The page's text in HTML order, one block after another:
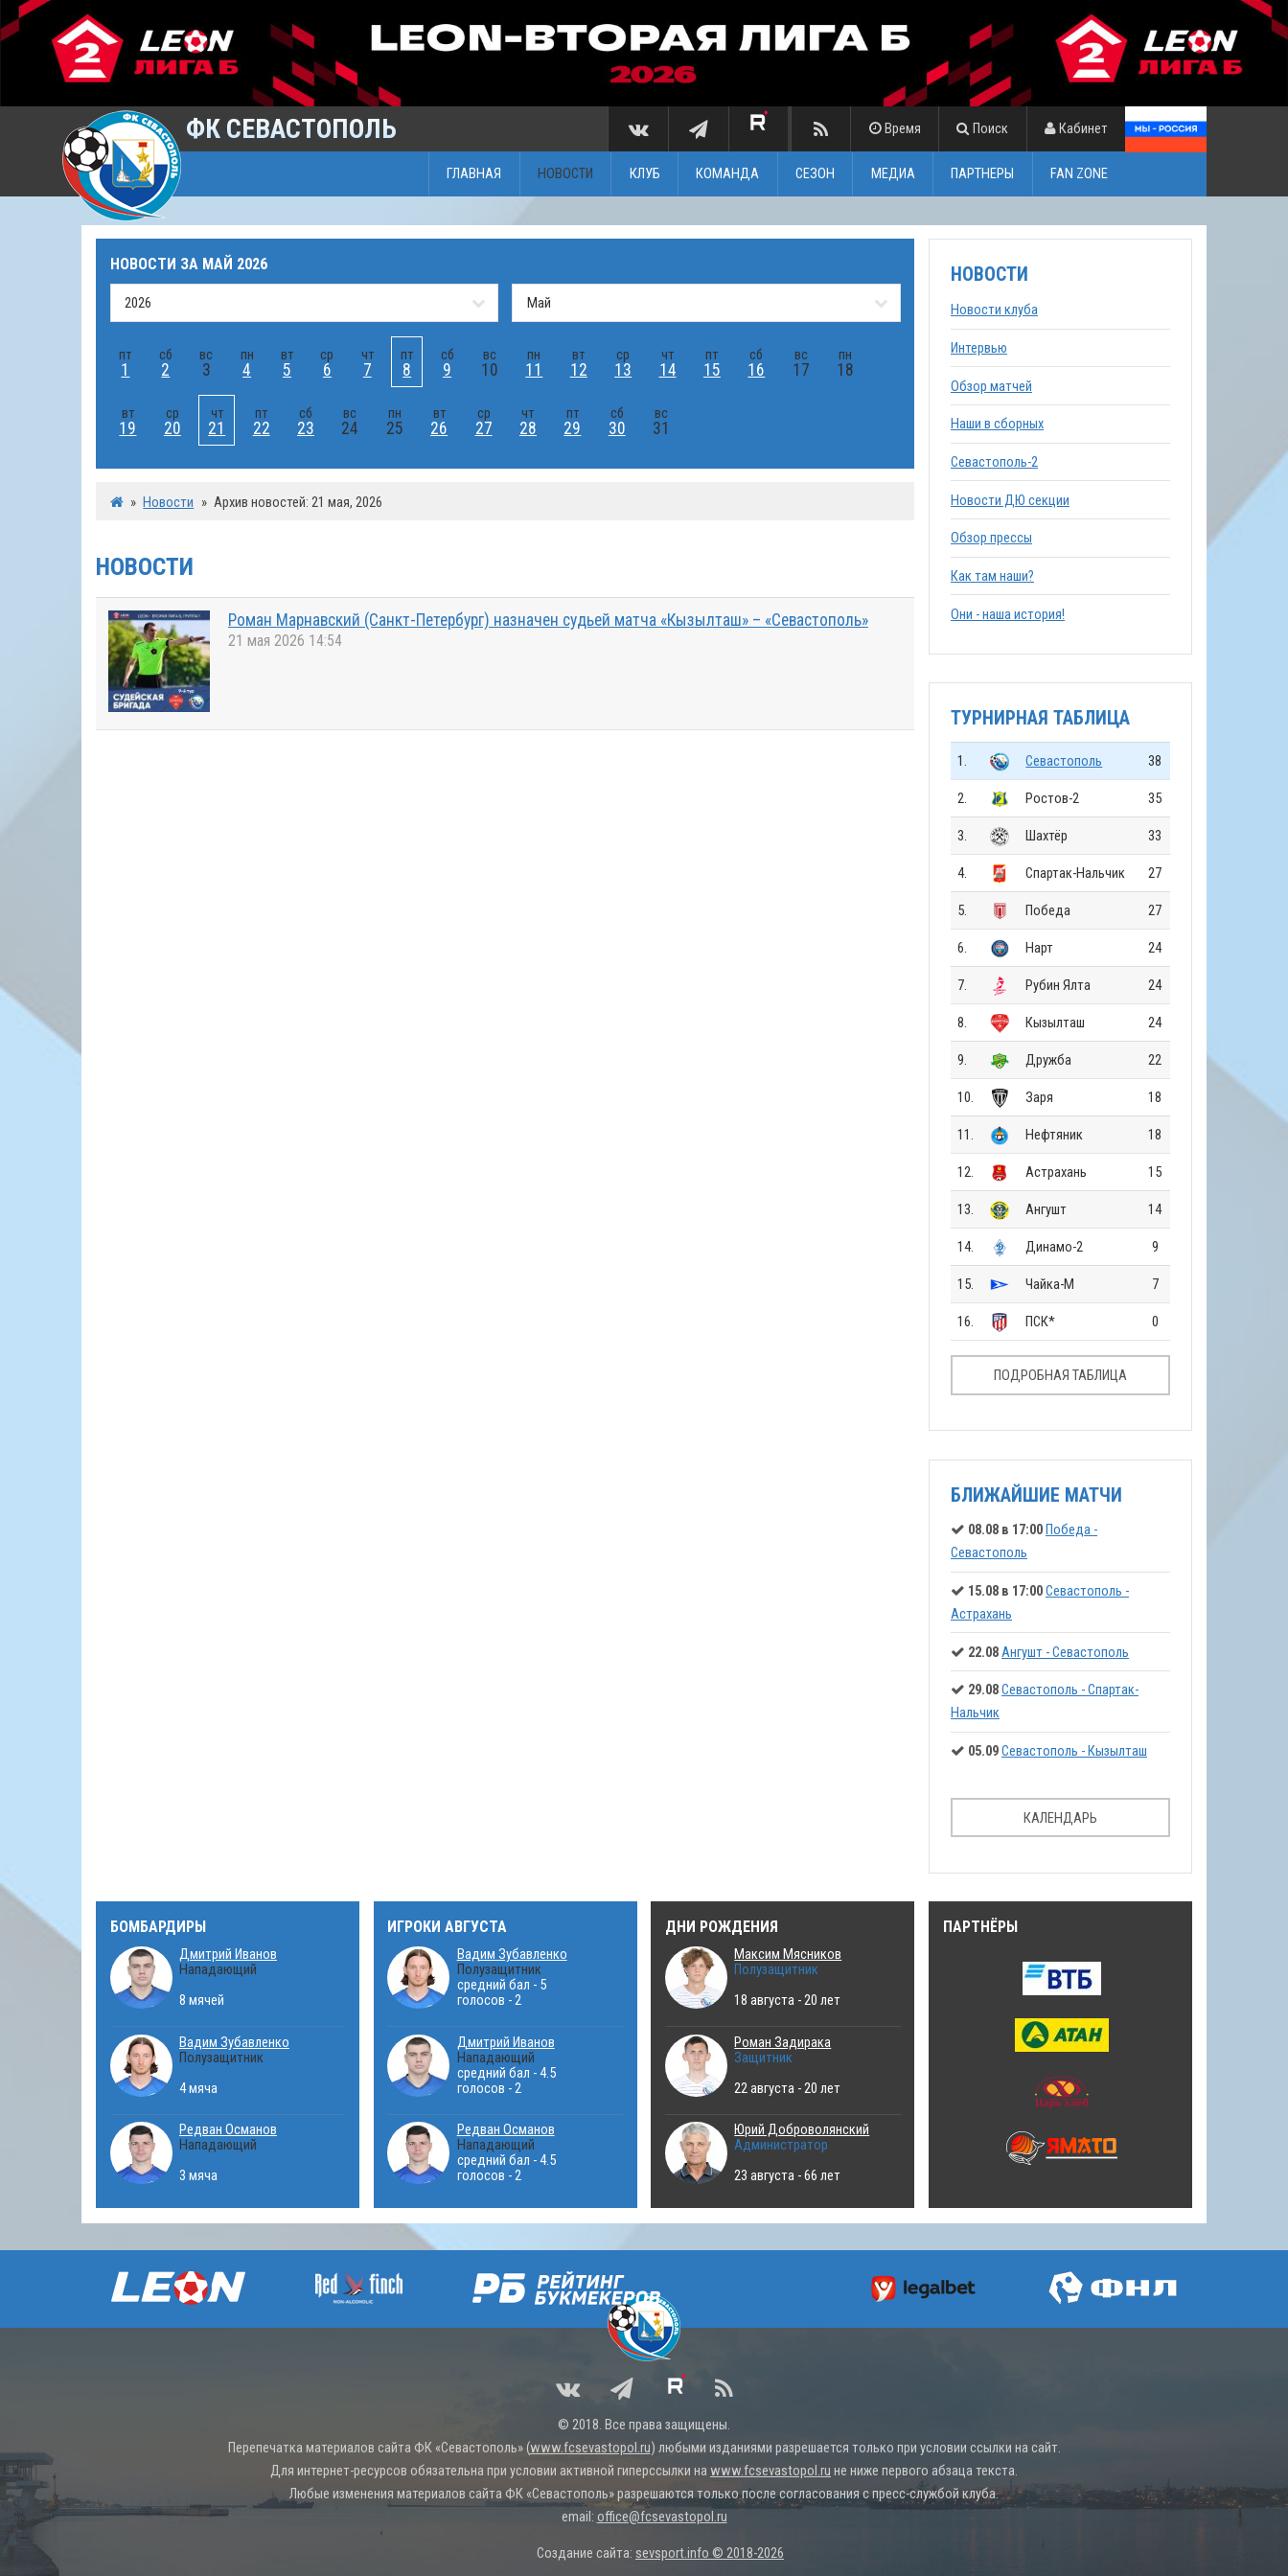
ФК СЕВАСТОПОЛЬ Время Поиск Кабинет
ГЛАВНАЯ НОВОСТИ КЛУБ КОМАНДА СЕЗОН МЕДИА ПАРТНЕРЫ FAN ZONE
НОВОСТИ ЗА МАЙ 2026
пт
1
сб
2
вс
3
пн
4
вт
5
ср
6
чт
7
пт
8
сб
9
вс
10
пн
11
вт
12
ср
13
чт
14
пт
15
сб
16
вс
17
пн
18
вт
19
ср
20
чт
21
пт
22
сб
23
вс
24
пн
25
вт
26
ср
27
чт
28
пт
29
сб
30
вс
31
» Новости » Архив новостей: 21 мая, 2026
НОВОСТИ
Роман Марнавский (Санкт-Петербург) назначен судьей матча «Кызылташ» – «Севастополь»
21 мая 2026 14:54
НОВОСТИ
Новости клуба
Интервью
Обзор матчей
Наши в сборных
Севастополь-2
Новости ДЮ секции
Обзор прессы
Как там наши?
Они - наша история!
ТУРНИРНАЯ ТАБЛИЦА
1. Севастополь 38
2. Ростов-2 35
3. Шахтёр 33
4. Спартак-Нальчик 27
5. Победа 27
6. Нарт 24
7. Рубин Ялта 24
8. Кызылташ 24
9. Дружба 22
10. Заря 18
11. Нефтяник 18
12. Астрахань 15
13. Ангушт 14
14. Динамо-2 9
15. Чайка-М 7
16. ПСК* 0
ПОДРОБНАЯ ТАБЛИЦА
БЛИЖАЙШИЕ МАТЧИ
08.08 в 17:00 Победа -
Севастополь
15.08 в 17:00Севастополь -
Астрахань
22.08Ангушт - Севастополь
29.08Севастополь - Спартак-
Нальчик
05.09Севастополь - Кызылташ
КАЛЕНДАРЬ
БОМБАРДИРЫ
Дмитрий Иванов
Нападающий
8 мячей
Вадим Зубавленко
Полузащитник
4 мяча
Редван Османов
Нападающий
3 мяча
ИГРОКИ АВГУСТА
Вадим Зубавленко
Полузащитник
средний бал - 5
голосов - 2
Дмитрий Иванов
Нападающий
средний бал - 4.5
голосов - 2
Редван Османов
Нападающий
средний бал - 4.5
голосов - 2
ДНИ РОЖДЕНИЯ
Максим Мясников
Полузащитник
18 августа - 20 лет
Роман Задирака
Защитник
22 августа - 20 лет
Юрий Доброволянский
Администратор
23 августа - 66 лет
ПАРТНЁРЫ
© 2018. Все права защищены.
Перепечатка материалов сайта ФК «Севастополь» (www.fcsevastopol.ru) любыми изданиями разрешается только при условии ссылки на сайт.
Для интернет-ресурсов обязательна при условии активной гиперссылки на www.fcsevastopol.ru не ниже первого абзаца текста.
Любые изменения материалов сайта ФК «Севастополь» разрешаются только после согласования с пресс-службой клуба.
email: office@fcsevastopol.ru
Создание сайта: sevsport.info © 2018-2026